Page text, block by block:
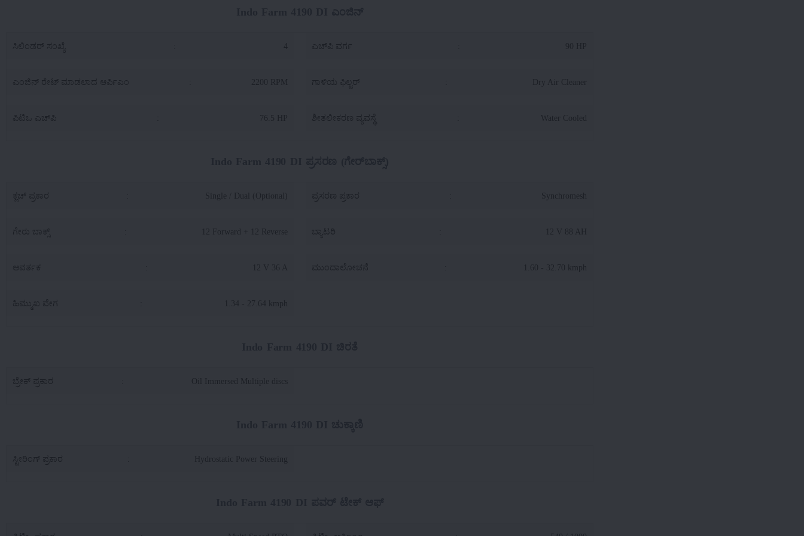
ಸಿಲಿಂಡರ್ ಸಂಖ್ಯೆ 4 ಎಚ್‌ಪಿ ವರ್ಗ 90 HP
ಎಂಜಿನ್ ರೇಟ್ ಮಾಡಲಾದ ಆರ್ಪಿಎಂ 2200 RPM ಗಾಳಿಯ ಫಿಲ್ಟರ್ Dry Air Cleaner
ಪಿಟಿಒ ಎಚ್‌ಪಿ 76.5 HP ಶೀತಲೀಕರಣ ವ್ಯವಸ್ಥೆ Water Cooled
ಕ್ಲಚ್ ಪ್ರಕಾರ Single / Dual (Optional) ಪ್ರಸರಣ ಪ್ರಕಾರ Synchromesh
ಗೇರು ಬಾಕ್ಸ್ 12 Forward + 12 Reverse ಬ್ಯಾಟರಿ 12 V 88 AH
ಆವರ್ತಕ 12 V 36 A ಮುಂದಾಲೋಚನೆ 1.60 - 32.70 kmph
ಹಿಮ್ಮುಖ ವೇಗ 1.34 - 27.64 kmph
ಬ್ರೇಕ್ ಪ್ರಕಾರ Oil Immersed Multiple discs
ಸ್ಟೀರಿಂಗ್ ಪ್ರಕಾರ Hydrostatic Power Steering